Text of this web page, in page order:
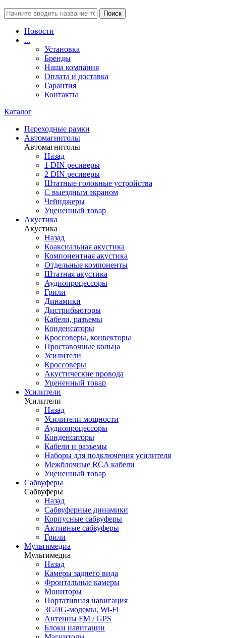
Поиск
Новости
...
Установка
Бренды
Наша компания
Оплата и доставка
Гарантия
Контакты
Каталог
Переходные рамки
Автомагнитолы
Автомагнитолы
Назад
1 DIN ресиверы
2 DIN ресиверы
Штатные головные устройства
С выездным экраном
Чейнджеры
Уцененный товар
Акустика
Акустика
Назад
Коаксиальная акустика
Компонентная акустика
Отдельные компоненты
Штатная акустика
Аудиопроцессоры
Грили
Динамики
Дистрибьюторы
Кабели, разъемы
Конденсаторы
Кроссоверы, конвекторы
Проставочные кольца
Усилители
Кроссоверы
Акустические провода
Уцененный товар
Усилители
Усилители
Назад
Усилители мощности
Аудиопроцессоры
Конденсаторы
Кабели и разъемы
Наборы для подключения усилителя
Межблочные RCA кабели
Уцененный товар
Сабвуферы
Сабвуферы
Назад
Сабвуферные динамики
Корпусные сабвуферы
Активные сабвуферы
Грили
Мультимедиа
Мультимедиа
Назад
Камеры заднего вида
Фронтальные камеры
Мониторы
Портативная навигация
3G/4G-модемы, Wi-Fi
Антенны FM / GPS
Блоки навигации